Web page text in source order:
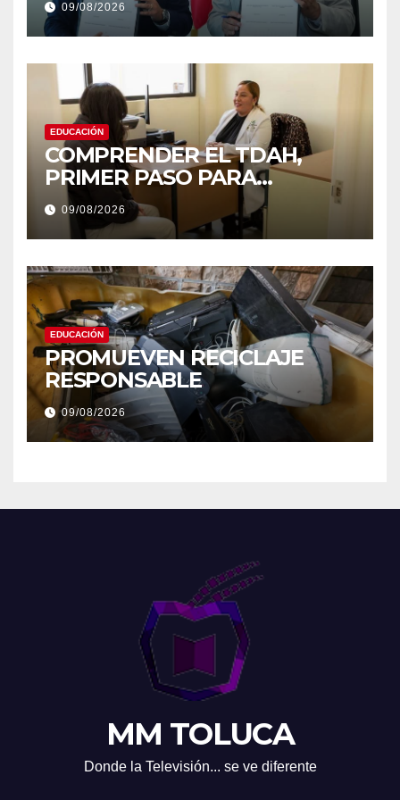
INFORMES
09/08/2026
EDUCACIÓN
COMPRENDER EL TDAH,
PRIMER PASO PARA
DERRIBAR ESTIGMAS
09/08/2026
EDUCACIÓN
PROMUEVEN RECICLAJE
RESPONSABLE
09/08/2026
MM TOLUCA
Donde la Televisión... se ve diferente